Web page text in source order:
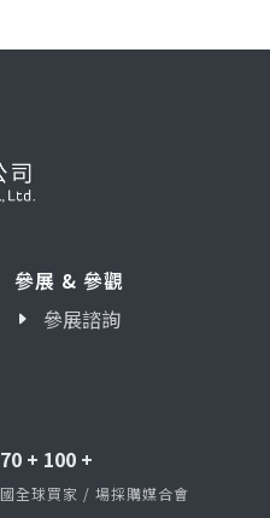
參展 & 參觀
參展諮詢
70 + 100 +
國全球買家 / 場採購媒合會